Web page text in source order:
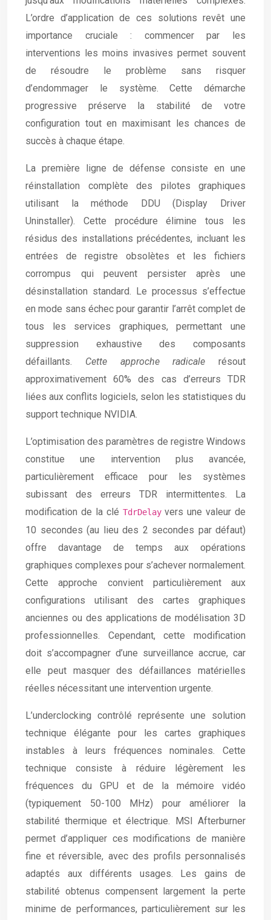
L’ordre d’application de ces solutions revêt une
importance cruciale : commencer par les
interventions les moins invasives permet souvent
de résoudre le problème sans risquer
d’endommager le système. Cette démarche
progressive préserve la stabilité de votre
configuration tout en maximisant les chances de
succès à chaque étape.
La première ligne de défense consiste en une
réinstallation complète des pilotes graphiques
utilisant la méthode DDU (Display Driver
Uninstaller). Cette procédure élimine tous les
résidus des installations précédentes, incluant les
entrées de registre obsolètes et les fichiers
corrompus qui peuvent persister après une
désinstallation standard. Le processus s’effectue
en mode sans échec pour garantir l’arrêt complet de
tous les services graphiques, permettant une
suppression exhaustive des composants
défaillants. Cette approche radicale résout
approximativement 60% des cas d’erreurs TDR
liées aux conflits logiciels, selon les statistiques du
support technique NVIDIA.
L’optimisation des paramètres de registre Windows
constitue une intervention plus avancée,
particulièrement efficace pour les systèmes
subissant des erreurs TDR intermittentes. La
modification de la clé TdrDelayvers une valeur de
10 secondes (au lieu des 2 secondes par défaut)
offre davantage de temps aux opérations
graphiques complexes pour s’achever normalement.
Cette approche convient particulièrement aux
configurations utilisant des cartes graphiques
anciennes ou des applications de modélisation 3D
professionnelles. Cependant, cette modification
doit s’accompagner d’une surveillance accrue, car
elle peut masquer des défaillances matérielles
réelles nécessitant une intervention urgente.
L’underclocking contrôlé représente une solution
technique élégante pour les cartes graphiques
instables à leurs fréquences nominales. Cette
technique consiste à réduire légèrement les
fréquences du GPU et de la mémoire vidéo
(typiquement 50-100 MHz) pour améliorer la
stabilité thermique et électrique. MSI Afterburner
permet d’appliquer ces modifications de manière
fine et réversible, avec des profils personnalisés
adaptés aux différents usages. Les gains de
stabilité obtenus compensent largement la perte
minime de performances, particulièrement sur les